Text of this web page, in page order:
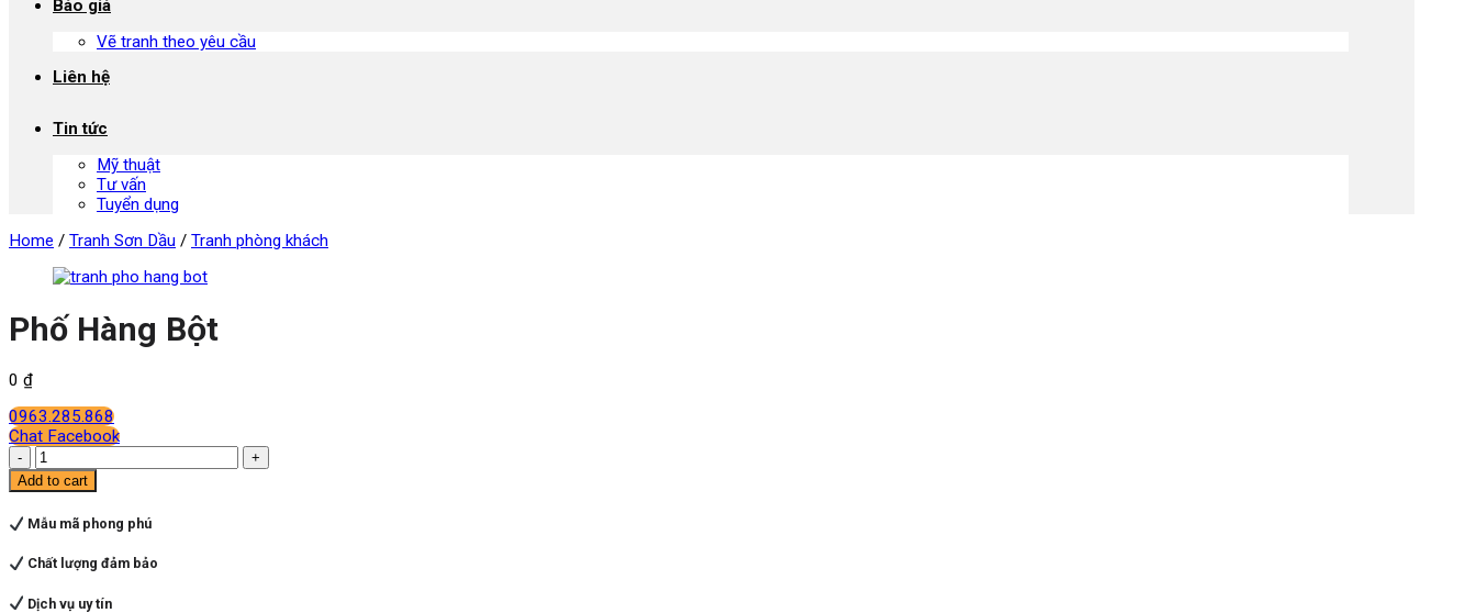
Báo giá
Vẽ tranh theo yêu cầu
Liên hệ
Tin tức
Mỹ thuật
Tư vấn
Tuyển dụng
Home / Tranh Sơn Dầu / Tranh phòng khách
Phố Hàng Bột
0 ₫
0963.285.868
Chat Facebook
Phố
Hàng
Bột
quantity
Add to cart
Mẫu mã phong phú
Chất lượng đảm bảo
Dịch vụ uy tín